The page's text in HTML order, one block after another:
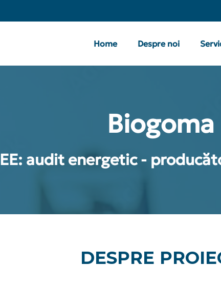
Home Despre noi
Biogoma
EE: audit energetic -
DESPRE